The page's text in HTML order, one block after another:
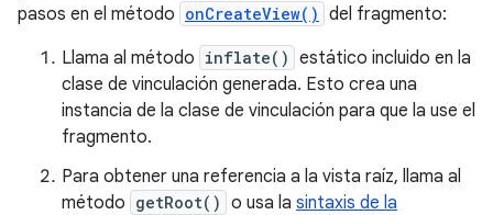
pasos en el método onCreateView() del fragmento:
Llama al método inflate() estático incluido en la
clase de vinculación generada. Esto crea una
instancia de la clase de vinculación para que la use el
fragmento.
Para obtener una referencia a la vista raíz, llama al
método getRoot() o usa la sintaxis de la